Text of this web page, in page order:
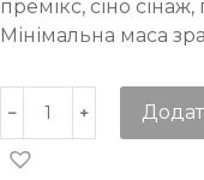
премікс, сіно
Мінімальна маса